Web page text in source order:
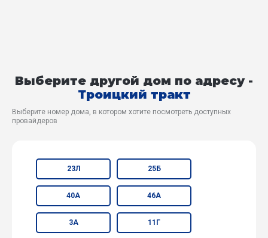
Выберите другой дом по адресу -
Троицкий тракт
Выберите номер дома, в котором хотите посмотреть доступных
провайдеров
23Л 25Б
40А 46А
3А 11Г